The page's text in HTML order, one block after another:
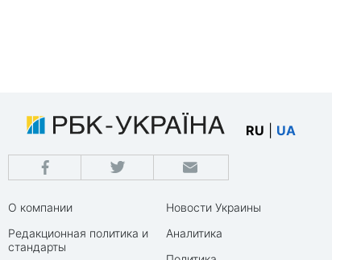
RU UA
О компании
Редакционная политика и
стандарты
Новости Украины
Аналитика